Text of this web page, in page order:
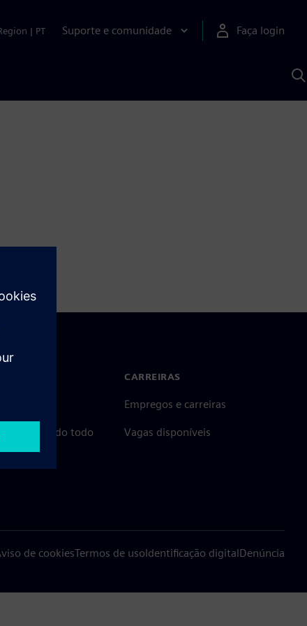
| PT Suporte e comunidade Faça login
no mundo todo
CARREIRAS
Empregos e carreiras
Vagas disponíveis
de cookiesTermos de usoIdentificação digitalDenúncia